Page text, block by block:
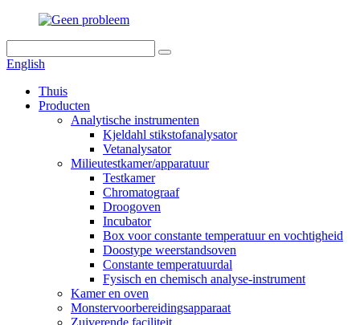
English
Thuis
Producten
Analytische instrumenten
Kjeldahl stikstofanalysator
Vetanalysator
Milieutestkamer/apparatuur
Testkamer
Chromatograaf
Droogoven
Incubator
Box voor constante temperatuur en vochtigheid
Doostype weerstandsoven
Constante temperatuurdal
Fysisch en chemisch analyse-instrument
Kamer en oven
Monstervoorbereidingsapparaat
Zuiverende faciliteit